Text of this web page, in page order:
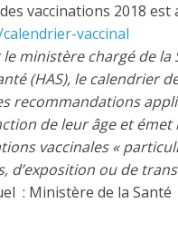
vaccinations 2018 est
vaccinal
ministère chargé de la
(HAS), le calendrier
recommandations
de leur âge et
vaccinales «
d’exposition ou de
: Ministère de la Santé